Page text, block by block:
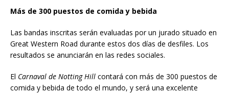
Más de 300 puestos de comida y bebida
Las bandas inscritas serán evaluadas por un jurado situado en
Great Western Road durante estos dos días de desfiles. Los
resultados se anunciarán en las redes sociales.
El Carnaval de Notting Hill contará con más de 300 puestos de
comida y bebida de todo el mundo, y será una excelente